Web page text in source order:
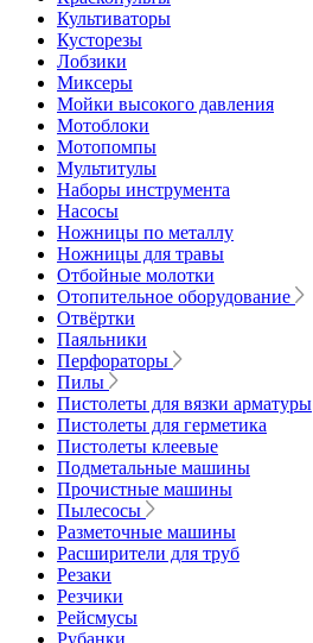
Культиваторы
Кусторезы
Лобзики
Миксеры
Мойки высокого давления
Мотоблоки
Мотопомпы
Мультитулы
Наборы инструмента
Насосы
Ножницы по металлу
Ножницы для травы
Отбойные молотки
Отопительное оборудование
Отвёртки
Паяльники
Перфораторы
Пилы
Пистолеты для вязки арматуры
Пистолеты для герметика
Пистолеты клеевые
Подметальные машины
Прочистные машины
Пылесосы
Разметочные машины
Расширители для труб
Резаки
Резчики
Рейсмусы
Рубанки